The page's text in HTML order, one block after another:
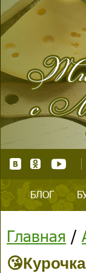
БЛОГ
Главная /